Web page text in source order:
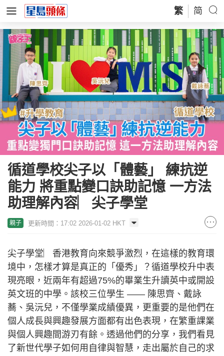
繁 简
循道學校尖子以「體藝」 練抗逆
能力 將重點變口訣助記憶 一方法
助理解內容︳尖子學堂
親子 更新時間：17:02 2026-01-02 HKT
尖子學堂︳香港教育向來競爭激烈，在這樣的教育環
境中，怎樣才算是真正的「優秀」？循道學校升中表
現亮眼，近兩年有超過75%的畢業生升讀英中或開設
英文班的中學。該校三位學生 —— 陳思齊、戴詠
蕎、吳沅兒，不僅學業成績優異，更重要的是他們在
個人成長與興趣發展方面都有出色表現，在繁重課業
與個人興趣間游刃有餘。透過他們的分享，我們看見
了新世代學子如何用自律與智慧，走出屬於自己的求